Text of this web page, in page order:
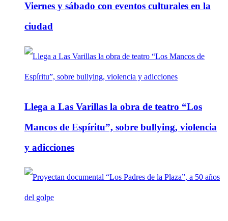
Viernes y sábado con eventos culturales en la
ciudad
Llega a Las Varillas la obra de teatro “Los
Mancos de Espíritu”, sobre bullying, violencia
y adicciones